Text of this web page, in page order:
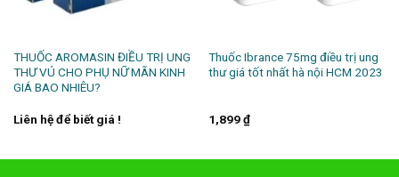
THUỐC AROMASIN ĐIỀU TRỊ UNG
THƯ VÚ CHO PHỤ NỮ MÃN KINH
GIÁ BAO NHIÊU?
Liên hệ để biết giá !
Thuốc Ibrance 75mg điều trị ung
thư giá tốt nhất hà nội HCM 2023
1,899₫